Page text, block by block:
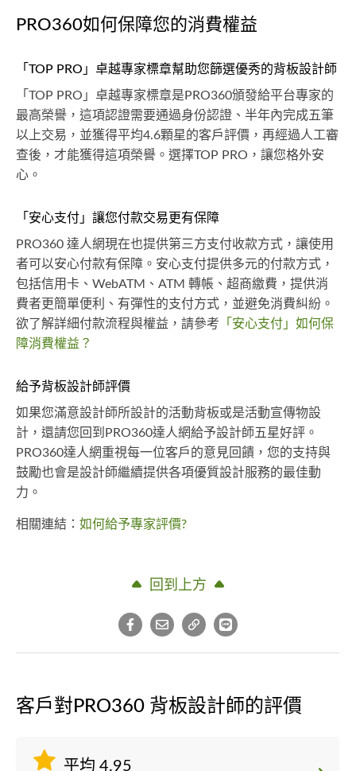
PRO360如何保障您的消費權益
「TOP PRO」卓越專家標章幫助您篩選優秀的背板設計師
「TOP PRO」卓越專家標章是PRO360頒發給平台專家的
最高榮譽，這項認證需要通過身份認證、半年內完成五筆
以上交易，並獲得平均4.6顆星的客戶評價，再經過人工審
查後，才能獲得這項榮譽。選擇TOP PRO，讓您格外安
心。
「安心支付」讓您付款交易更有保障
PRO360 達人網現在也提供第三方支付收款方式，讓使用
者可以安心付款有保障。安心支付提供多元的付款方式，
包括信用卡、WebATM、ATM 轉帳、超商繳費，提供消
費者更簡單便利、有彈性的支付方式，並避免消費糾紛。
欲了解詳細付款流程與權益，請參考 「安心支付」如何保
障消費權益？
給予背板設計師評價
如果您滿意設計師所設計的活動背板或是活動宣傳物設
計，還請您回到PRO360達人網給予設計師五星好評。
PRO360達人網重視每一位客戶的意見回饋，您的支持與
鼓勵也會是設計師繼續提供各項優質設計服務的最佳動
力。
相關連結： 如何給予專家評價?
回到上方
客戶對PRO360 背板設計師的評價
平均 4.95